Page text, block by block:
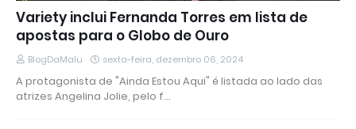
Variety inclui Fernanda Torres em lista de
apostas para o Globo de Ouro
BlogDaMalu sexta-feira, dezembro 06, 2024
A protagonista de "Ainda Estou Aqui" é listada ao lado das
atrizes Angelina Jolie, pelo f…